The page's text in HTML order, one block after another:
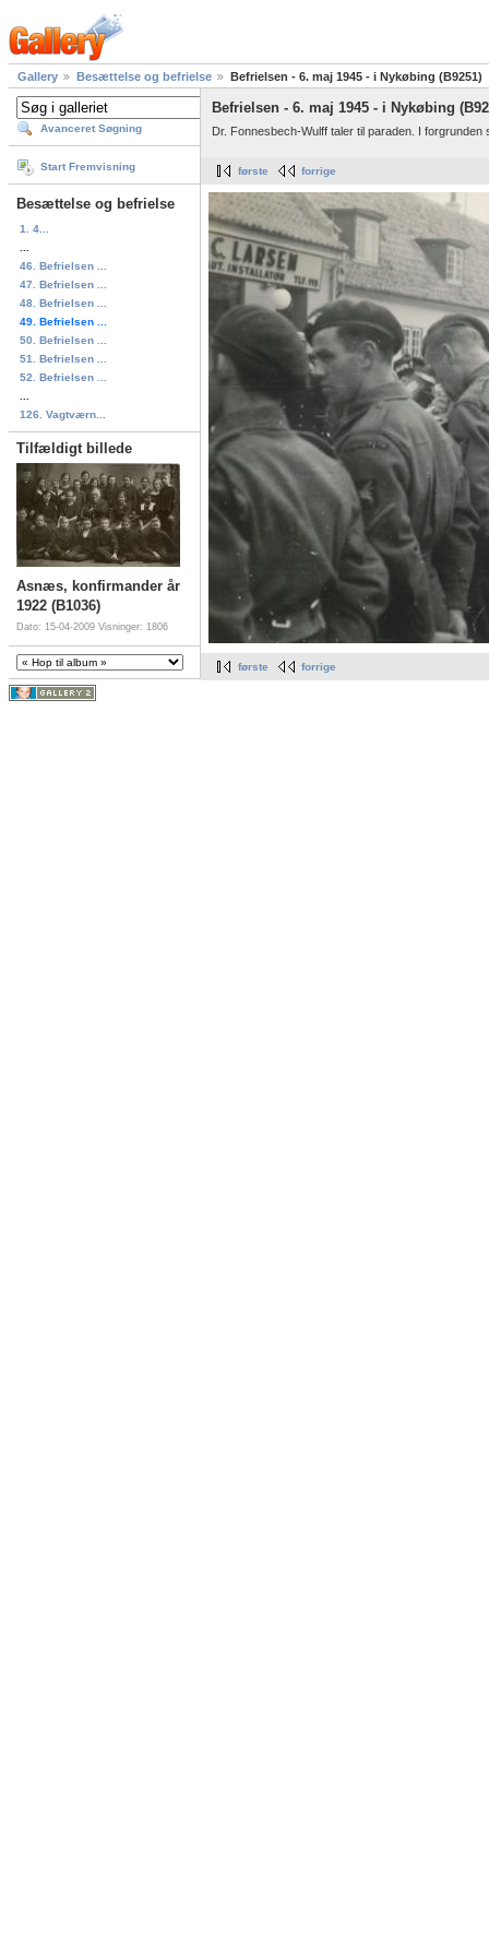
Gallery Besættelse og befrielse Befrielsen - 6. maj 1945 - i Nykøbing (B9251)
Avanceret Søgning
Start Fremvisning
Besættelse og befrielse
1. 4...
46. Befrielsen ...
47. Befrielsen ...
48. Befrielsen ...
49. Befrielsen ...
50. Befrielsen ...
51. Befrielsen ...
52. Befrielsen ...
126. Vagtværn...
Tilfældigt billede
Asnæs, konfirmander år
1922 (B1036)
Dato: 15-04-2009 Visninger: 1806
Befrielsen - 6. maj 1945 - i Nykøbing
Dr. Fonnesbech-Wulff taler til paraden. I
første forrige
første forrige